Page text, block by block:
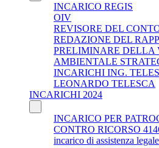
INCARICO REGIS
OIV
REVISORE DEL
REDAZIONE DEL
PRELIMINARE DELLA
AMBIENTALE
INCARICHI ING.
LEONARDO TELESCA
INCARICHI 2024
INCARICO PER
CONTRO RICORSO
incarico di assistenza